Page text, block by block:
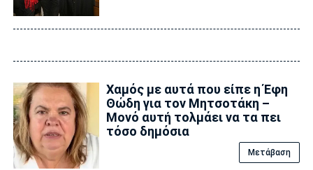
Χαμός με αυτά που είπε η Έφη
Θώδη για τον Μητσοτάκη –
Μονό αυτή τολμάει να τα πει
τόσο δημόσια
Μετάβαση